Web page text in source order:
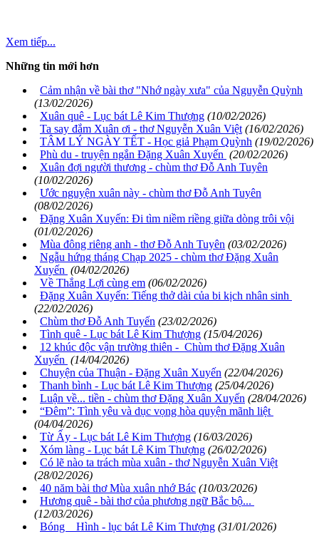
Xem tiếp...
Những tin mới hơn
Cảm nhận về bài thơ "Nhớ ngày xưa" của Nguyễn Quỳnh
(13/02/2026)
Xuân quê - Lục bát Lê Kim Thượng (10/02/2026)
Ta say đắm Xuân ơi - thơ Nguyễn Xuân Việt (16/02/2026)
TÂM LÝ NGÀY TẾT - Học giả Phạm Quỳnh (19/02/2026)
Phù du - truyện ngắn Đặng Xuân Xuyến (20/02/2026)
Xuân đợi người thương - chùm thơ Đỗ Anh Tuyên
(10/02/2026)
Ước nguyện xuân này - chùm thơ Đỗ Anh Tuyên
(08/02/2026)
Đặng Xuân Xuyến: Đi tìm niềm riềng giữa dòng trôi vội
(01/02/2026)
Mùa đông riêng anh - thơ Đỗ Anh Tuyên (03/02/2026)
Ngẫu hứng tháng Chạp 2025 - chùm thơ Đặng Xuân
Xuyến (04/02/2026)
Về Thắng Lợi cùng em (06/02/2026)
Đặng Xuân Xuyến: Tiếng thở dài của bi kịch nhân sinh
(22/02/2026)
Chùm thơ Đỗ Anh Tuyến (23/02/2026)
Tình quê - Lục bát Lê Kim Thượng (15/04/2026)
12 khúc độc vận trường thiên - Chùm thơ Đặng Xuân
Xuyến (14/04/2026)
Chuyện của Thuận - Đặng Xuân Xuyến (22/04/2026)
Thanh bình - Lục bát Lê Kim Thượng (25/04/2026)
Luận về... tiền - chùm thơ Đặng Xuân Xuyến (28/04/2026)
“Đêm”: Tình yêu và dục vọng hòa quyện mãnh liệt
(04/04/2026)
Từ Ấy - Lục bát Lê Kim Thượng (16/03/2026)
Xóm làng - Lục bát Lê Kim Thượng (26/02/2026)
Có lẽ nào ta trách mùa xuân - thơ Nguyễn Xuân Việt
(28/02/2026)
40 năm bài thơ Mùa xuân nhớ Bác (10/03/2026)
Hương quê - bài thơ của phương ngữ Bắc bộ...
(12/03/2026)
Bóng Hình - lục bát Lê Kim Thượng (31/01/2026)